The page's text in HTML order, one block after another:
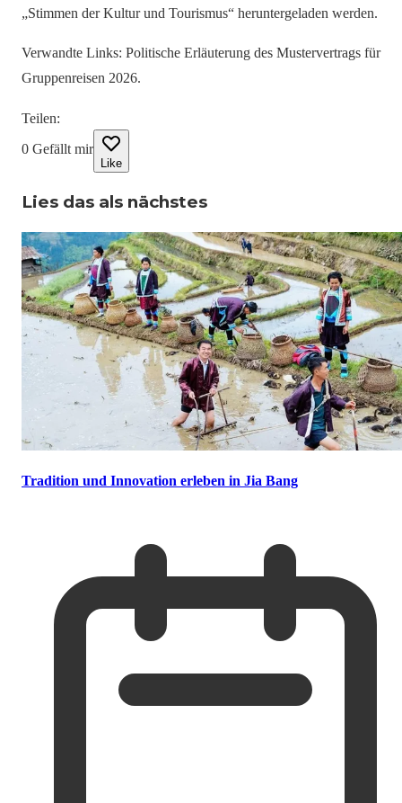
„Stimmen der Kultur und Tourismus“ heruntergeladen werden.
Verwandte Links: Politische Erläuterung des Mustervertrags für
Gruppenreisen 2026.
Teilen:
0 Gefällt mir
Like
Lies das als nächstes
Tradition und Innovation erleben in Jia Bang